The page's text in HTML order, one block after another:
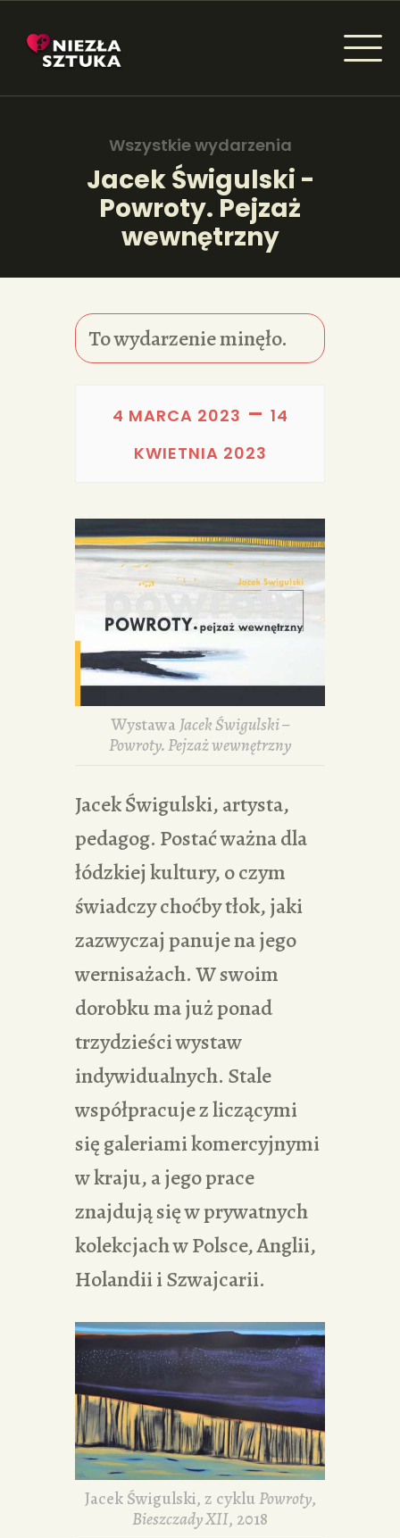
Wszystkie wydarzenia
Jacek Świgulski -
Powroty. Pejzaż
wewnętrzny
NIEZŁA SZTUKA - NEWSY
AKTUALNOŚCI
INSPIRACJE
KSIĄŻKI
PORTFOLIA
To wydarzenie minęło.
4 MARCA 2023 – 14
KWIETNIA 2023
Wystawa Jacek Świgulski –
Powroty. Pejzaż wewnętrzny
Jacek Świgulski, artysta,
pedagog. Postać ważna dla
łódzkiej kultury, o czym
świadczy choćby tłok, jaki
zazwyczaj panuje na jego
wernisażach. W swoim
dorobku ma już ponad
trzydzieści wystaw
indywidualnych. Stale
współpracuje z liczącymi
się galeriami komercyjnymi
w kraju, a jego prace
znajdują się w prywatnych
kolekcjach w Polsce, Anglii,
Holandii i Szwajcarii.
Jacek Świgulski, z cykluPowroty,
Bieszczady XII, 2018